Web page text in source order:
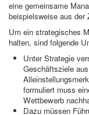
eine gemeinsame
beispielsweise aus der
Um ein strategisches
halten, sind folgende
Unter Strategie
Geschäftsziele
formuliert muss
Wettbewerb
Dazu müssen